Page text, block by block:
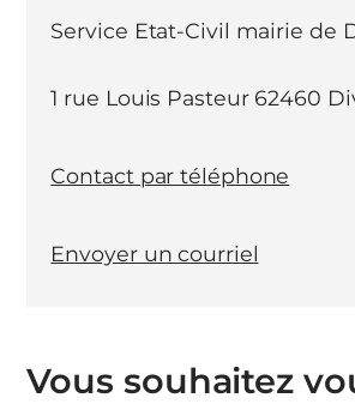
Vous souhaitez
Service Etat-Civil mairie de
1 rue Louis Pasteur 62460
Contact par téléphone
Envoyer un courriel